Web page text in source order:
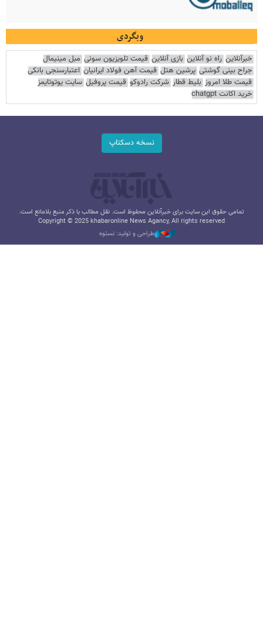
وبگردی
خبرآنلاین راه نو آنلاین بازی آنلاین قیمت تلویزیون سونی مبل مینیمال
جراح بینی گوشتی پرشین هتل قیمت آهن فولاد ایرانیان اعتبارسنجی بانکی
قیمت طلا امروز بلیط قطار شرکت رادوکو قیمت پروفیل سایت یوتوتایمز
خرید اکانت chatgpt
نسخه دسکتاپ
تمامی حقوق این سایت برای خبرآنلاین محفوظ است. نقل مطالب با ذکر منبع بلامانع است.
Copyright © 2025 khabaronline News Agancy, All rights reserved
طراحی و تولید: نستوه